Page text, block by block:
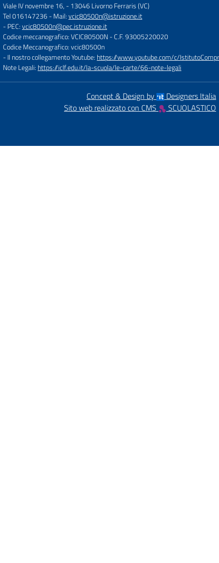
Viale IV novembre 16, -13046 Livorno Ferraris (VC)
Tel 016147236- Mail:vcic80500n@istruzione.it
- PEC:vcic80500n@pec.istruzione.it
Codice meccanografico: VCIC80500N- C.F. 93005220020
Codice Meccanografico: vcic80500n
- Il nostro collegamento Youtube: https://www.youtube.com/c/
Note Legali: https://iclf.edu.it/la-scuola/le-carte/66-note-legali
Concept & Design by
Designers Italia
Sito web realizzato con CMS
SCUOLASTICO